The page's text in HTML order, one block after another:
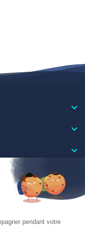



clic here to display